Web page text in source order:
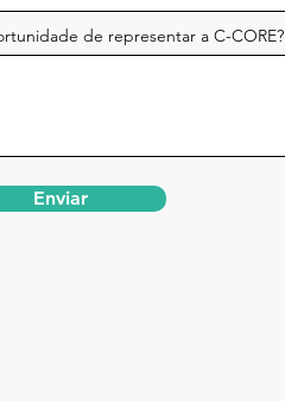
de representar a C-CORE?
Enviar